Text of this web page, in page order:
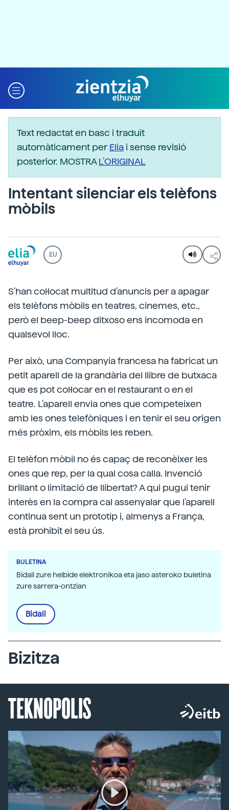
Text redactat en basc i traduït
automàticament perElia i sense revisió
posterior. MOSTRAL’ORIGINAL
Intentant silenciar els telèfons
mòbils
EU
S'han col·locat multitud d'anuncis per a apagar
els telèfons mòbils en teatres, cinemes, etc.,
però el beep-beep ditxoso ens incomoda en
qualsevol lloc.
Per això, una Companyia francesa ha fabricat un
petit aparell de la grandària del llibre de butxaca
que es pot col·locar en el restaurant o en el
teatre. L'aparell envia ones que competeixen
amb les ones telefòniques i en tenir el seu origen
més pròxim, els mòbils les reben.
El telèfon mòbil no és capaç de reconèixer les
ones que rep, per la qual cosa calla. Invenció
brillant o limitació de llibertat? A qui pugui tenir
interès en la compra cal assenyalar que l'aparell
continua sent un prototip i, almenys a França,
està prohibit el seu ús.
BULETINA
Bidali zure helbide elektronikoa eta jaso asteroko buletina
zure sarrera-ontzian
Bidali
Bizitza
TEKNOPOLIS